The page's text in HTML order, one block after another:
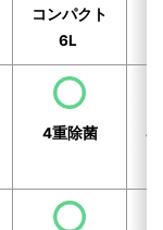
コンパクト
6L
4重除菌 4